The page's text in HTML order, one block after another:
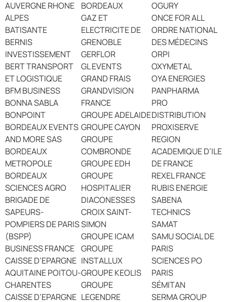
AUVERGNE RHONE
ALPES
BATISANTE
BERNIS
INVESTISSEMENT
BERT TRANSPORT
ET LOGISTIQUE
BFM BUSINESS
BONNA SABLA
BONPOINT
BORDEAUX EVENTS
AND MORE SAS
BORDEAUX
METROPOLE
BORDEAUX
SCIENCES AGRO
BRIGADE DE
SAPEURS-
POMPIERS DE PARIS
(BSPP)
BUSINESS FRANCE
CAISSE D’EPARGNE
AQUITAINE POITOU-
CHARENTES
CAISSE D’EPARGNE
BORDEAUX
GAZ ET
ELECTRICITE DE
GRENOBLE
GERFLOR
GL EVENTS
GRAND FRAIS
GRANDVISION
FRANCE
GROUPE ADELAIDE
GROUPE CAYON
GROUPE
COMBRONDE
GROUPE EDH
GROUPE
HOSPITALIER
DIACONESSES
CROIX SAINT-
SIMON
GROUPE ICAM
GROUPE
INSTALLUX
GROUPE KEOLIS
GROUPE
LEGENDRE
OGURY
ONCE FOR ALL
ORDRE NATIONAL
DES MÉDECINS
ORPI
OXYMETAL
OYA ENERGIES
PANPHARMA
PRO
DISTRIBUTION
PROXISERVE
REGION
ACADEMIQUE D’ILE
DE FRANCE
REXEL FRANCE
RUBIS ENERGIE
SABENA
TECHNICS
SAMAT
SAMU SOCIAL DE
PARIS
SCIENCES PO
PARIS
SÉMITAN
SERMA GROUP